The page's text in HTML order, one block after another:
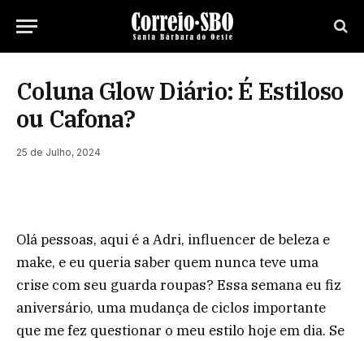
Coluna Glow Diário: É Estiloso
ou Cafona?
25 de Julho, 2024
Olá pessoas, aqui é a Adri, influencer de beleza e
make, e eu queria saber quem nunca teve uma
crise com seu guarda roupas? Essa semana eu fiz
aniversário, uma mudança de ciclos importante
que me fez questionar o meu estilo hoje em dia. Se